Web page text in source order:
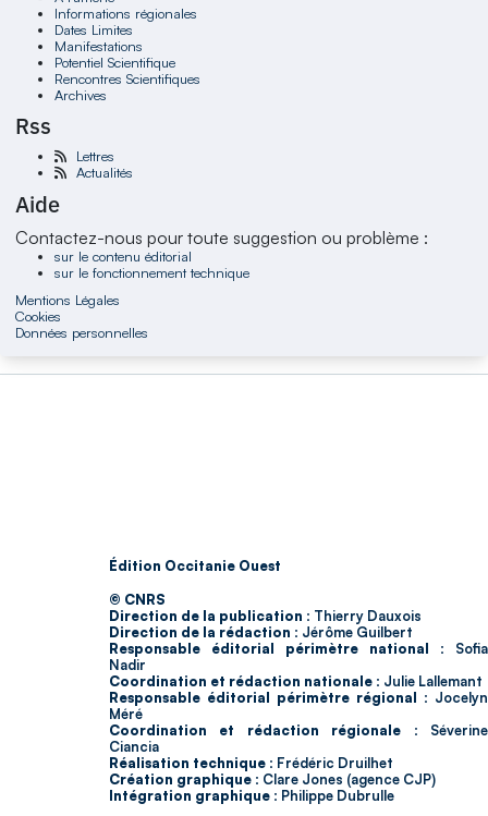
Informations régionales
Dates Limites
Manifestations
Potentiel Scientifique
Rencontres Scientifiques
Archives
Rss
Lettres
Actualités
Aide
Contactez-nous pour toute suggestion ou problème :
sur le contenu éditorial
sur le fonctionnement technique
Mentions Légales
Cookies
Données personnelles
Édition Occitanie Ouest
© CNRS
Direction de la publication : Thierry Dauxois
Direction de la rédaction : Jérôme Guilbert
Responsable éditorial périmètre national : Sofia
Nadir
Coordination et rédaction nationale : Julie Lallemant
Responsable éditorial périmètre régional : Jocelyn
Méré
Coordination et rédaction régionale : Séverine
Ciancia
Réalisation technique : Frédéric Druilhet
Création graphique : Clare Jones (agence CJP)
Intégration graphique : Philippe Dubrulle